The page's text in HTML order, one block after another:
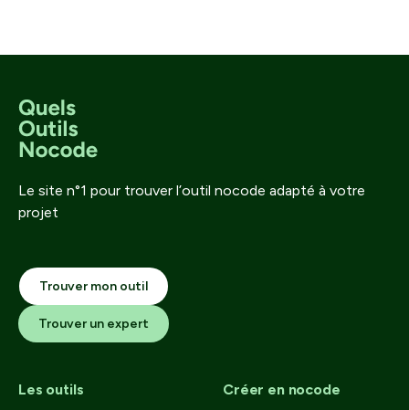
Le site n°1 pour trouver l’outil nocode adapté à votre
projet
Trouver mon outil
Trouver un expert
Les outils Créer en nocode